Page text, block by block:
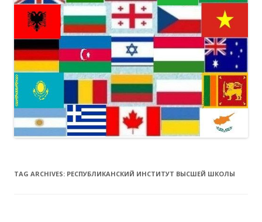
TAG ARCHIVES: РЕСПУБЛИКАНСКИЙ ИНСТИТУТ ВЫСШЕЙ ШКОЛЫ